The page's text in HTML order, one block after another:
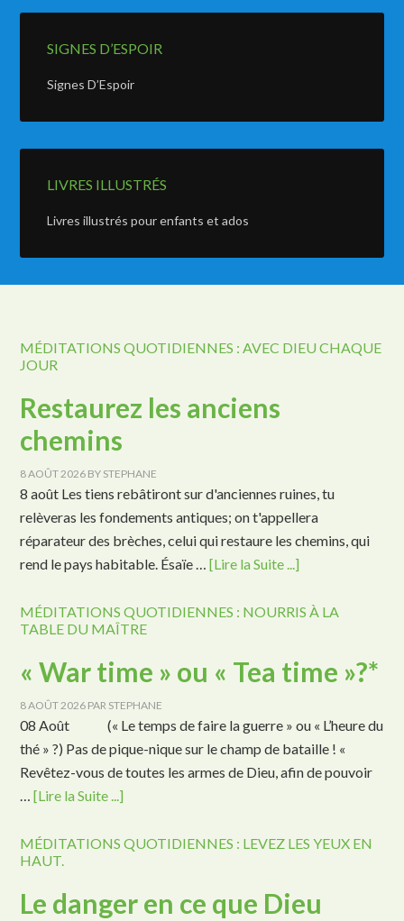
SIGNES D’ESPOIR
Signes D’Espoir
LIVRES ILLUSTRÉS
Livres illustrés pour enfants et ados
MÉDITATIONS QUOTIDIENNES : AVEC DIEU CHAQUE
JOUR
Restaurez les anciens
chemins
8 AOÛT 2026 BY STEPHANE
8 août Les tiens rebâtiront sur d'anciennes ruines, tu
relèveras les fondements antiques; on t'appellera
réparateur des brèches, celui qui restaure les chemins, qui
rend le pays habitable. Ésaïe …[Lire la Suite ...]
MÉDITATIONS QUOTIDIENNES : NOURRIS À LA
TABLE DU MAÎTRE
« War time » ou « Tea time »?*
8 AOÛT 2026 PAR STEPHANE
08 Août (« Le temps de faire la guerre » ou « L’heure du
thé » ?) Pas de pique-nique sur le champ de bataille ! «
Revêtez-vous de toutes les armes de Dieu, afin de pouvoir
…[Lire la Suite ...]
MÉDITATIONS QUOTIDIENNES : LEVEZ LES YEUX EN
HAUT.
Le danger en ce que Dieu